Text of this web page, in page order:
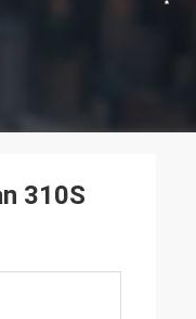
310S